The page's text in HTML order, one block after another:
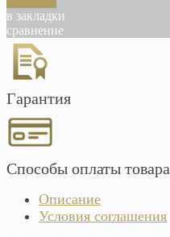
в закладки
сравнение
Гарантия
Способы оплаты товара
Описание
Условия соглашения